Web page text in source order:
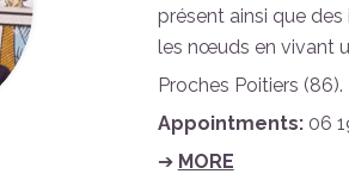
présent ainsi que
les nœuds en vivant
Proches Poitiers (86).
Appointments:06
➔ MORE